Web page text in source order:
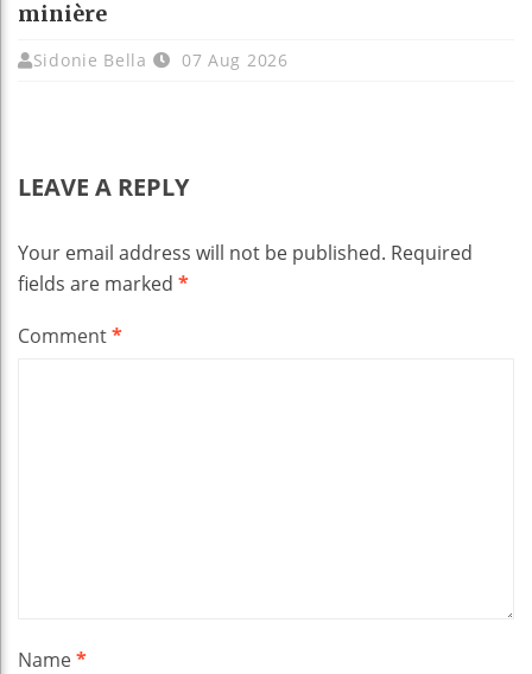
minière
Sidonie Bella 07 Aug 2026
LEAVE A REPLY
Your email address will not be published. Required
fields are marked *
Comment*
Name*